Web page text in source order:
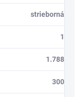
strieborná
1
1.788
300